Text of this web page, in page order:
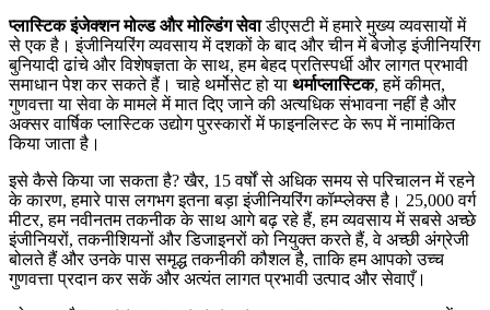
प्लास्टिक इंजेक्शन मोल्ड और मोल्डिंग सेवाडीएसटी में हमारे मुख्य व्यवसायों में
से एक है। इंजीनियरिंग व्यवसाय में दशकों के बाद और चीन में बेजोड़ इंजीनियरिंग
बुनियादी ढांचे और विशेषज्ञता के साथ, हम बेहद प्रतिस्पर्धी और लागत प्रभावी
समाधान पेश कर सकते हैं। चाहे थर्मोसेट हो या थर्माप्लास्टिक, हमें कीमत,
गुणवत्ता या सेवा के मामले में मात दिए जाने की अत्यधिक संभावना नहीं है और
अक्सर वार्षिक प्लास्टिक उद्योग पुरस्कारों में फाइनलिस्ट के रूप में नामांकित
किया जाता है।
इसे कैसे किया जा सकता है? खैर, 15 वर्षों से अधिक समय से परिचालन में रहने
के कारण, हमारे पास लगभग इतना बड़ा इंजीनियरिंग कॉम्प्लेक्स है। 25,000 वर्ग
मीटर, हम नवीनतम तकनीक के साथ आगे बढ़ रहे हैं, हम व्यवसाय में सबसे अच्छे
इंजीनियरों, तकनीशियनों और डिजाइनरों को नियुक्त करते हैं, वे अच्छी अंग्रेजी
बोलते हैं और उनके पास समृद्ध तकनीकी कौशल है, ताकि हम आपको उच्च
गुणवत्ता प्रदान कर सकें और अत्यंत लागत प्रभावी उत्पाद और सेवाएँ।